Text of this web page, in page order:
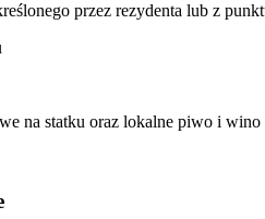
przez rezydenta lub z
na statku oraz lokalne piwo i wino